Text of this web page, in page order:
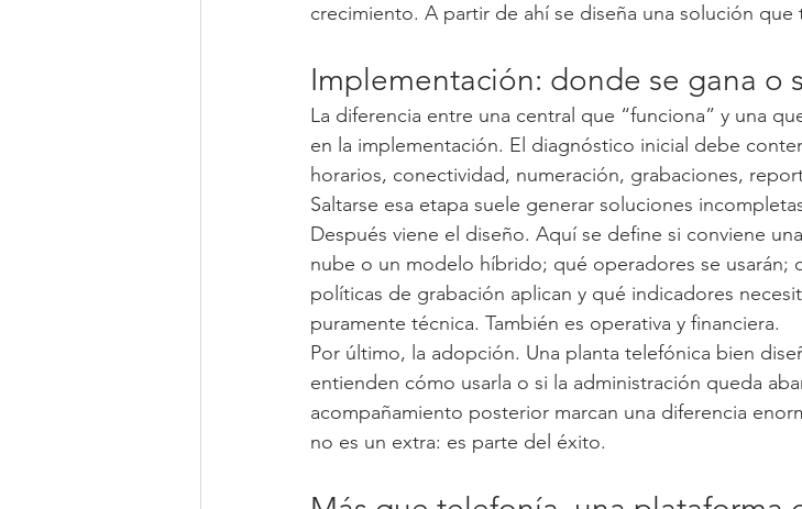
crecimiento. A partir de ahí se diseña una solución
Implementación: donde se gana o
La diferencia entre una central que “funciona” y una
en la implementación. El diagnóstico inicial debe
horarios, conectividad, numeración, grabaciones,
Saltarse esa etapa suele generar soluciones
Después viene el diseño. Aquí se define si conviene
nube o un modelo híbrido; qué operadores se usarán;
políticas de grabación aplican y qué indicadores
puramente técnica. También es operativa y financiera.
Por último, la adopción. Una planta telefónica bien
entienden cómo usarla o si la administración queda
acompañamiento posterior marcan una diferencia
no es un extra: es parte del éxito.